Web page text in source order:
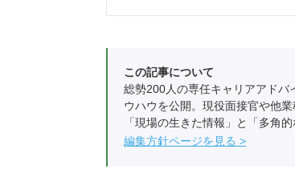
この記事について
総勢200人の専任キャリアアドバ
ウハウを公開。現役面接官や他
「現場の生きた情報」と「多角
編集方針ページを見る